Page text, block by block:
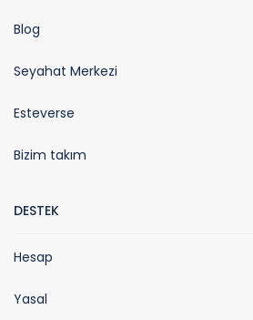
Blog
Seyahat Merkezi
Esteverse
Bizim takım
DESTEK
Hesap
Yasal